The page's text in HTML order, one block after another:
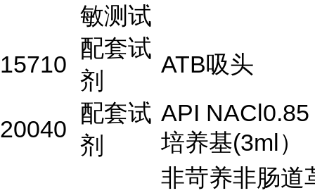
敏测试
15710
配套试
剂
ATB吸头
20040
配套试
剂
API NACl0.85
培养基(3ml）
非苛养非肠道